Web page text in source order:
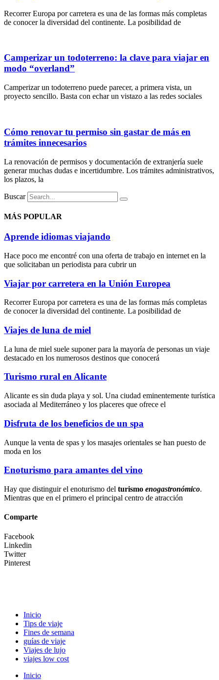
Recorrer Europa por carretera es una de las formas más completas
de conocer la diversidad del continente. La posibilidad de
Camperizar un todoterreno: la clave para viajar en
modo “overland”
Camperizar un todoterreno puede parecer, a primera vista, un
proyecto sencillo. Basta con echar un vistazo a las redes sociales
Cómo renovar tu permiso sin gastar de más en
trámites innecesarios
La renovación de permisos y documentación de extranjería suele
generar muchas dudas e incertidumbre. Los trámites administrativos,
los plazos, la
Buscar
MÁS POPULAR
Aprende idiomas viajando
Hace poco me encontré con una oferta de trabajo en internet en la
que solicitaban un periodista para cubrir un
Viajar por carretera en la Unión Europea
Recorrer Europa por carretera es una de las formas más completas
de conocer la diversidad del continente. La posibilidad de
Viajes de luna de miel
La luna de miel suele suponer para la mayoría de personas un viaje
destacado en los numerosos destinos que conocerá
Turismo rural en Alicante
Alicante es sin duda playa y sol. Una ciudad eminentemente turística
asociada al Mediterráneo y los placeres que ofrece el
Disfruta de los beneficios de un spa
Aunque la venta de spas y los masajes orientales se han puesto de
moda en los
Enoturismo para amantes del vino
Hay que distinguir el enoturismo del turismo enogastronómico.
Mientras que en el primero el principal centro de atracción
Comparte
Facebook
Linkedin
Twitter
Pinterest
Inicio
Tips de viaje
Fines de semana
guías de viaje
Viajes de lujo
viajes low cost
Inicio